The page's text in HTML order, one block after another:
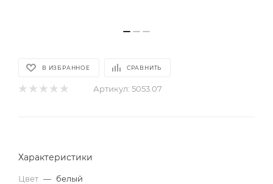
В ИЗБРАННОЕ СРАВНИТЬ
Артикул: 5053.07
Характеристики
Цвет — белый